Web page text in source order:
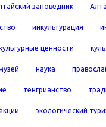
заповедник
инкультурация
ценности
наука
тенгрианство
экологический